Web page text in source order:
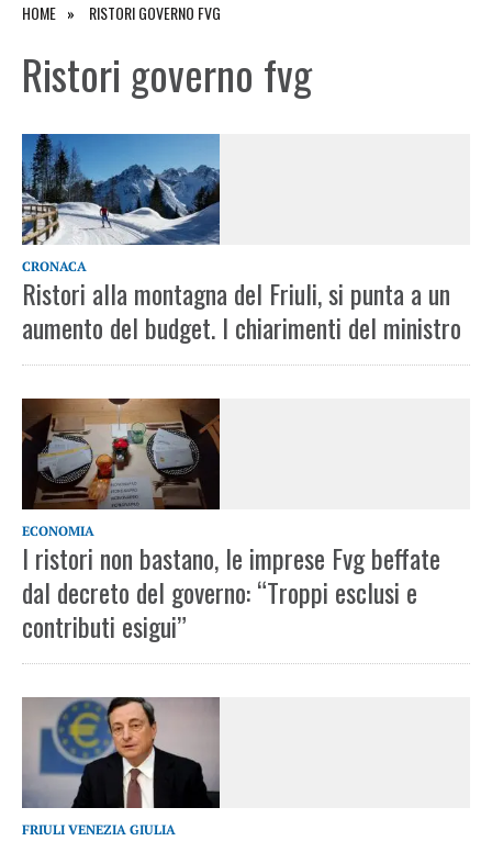
HOME RISTORI GOVERNO FVG
Ristori governo fvg
CRONACA
Ristori alla montagna del Friuli, si punta a un
aumento del budget. I chiarimenti del ministro
ECONOMIA
I ristori non bastano, le imprese Fvg beffate
dal decreto del governo: “Troppi esclusi e
contributi esigui”
FRIULI VENEZIA GIULIA